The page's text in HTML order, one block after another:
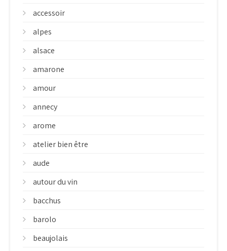
accessoir
alpes
alsace
amarone
amour
annecy
arome
atelier bien être
aude
autour du vin
bacchus
barolo
beaujolais